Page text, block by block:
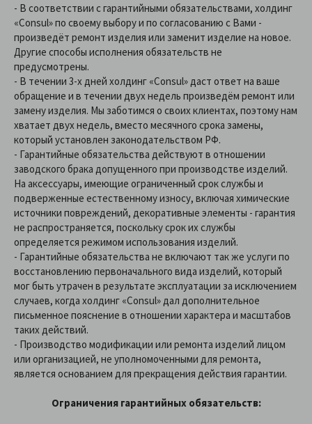
- В соответствии с гарантийными обязательствами, холдинг
«Consul» по своему выбору и по согласованию с Вами -
произведёт ремонт изделия или заменит изделие на новое.
Другие способы исполнения обязательств не
предусмотрены.
- В течении 3-х дней холдинг «Consul» даст ответ на ваше
обращение и в течении двух недель произведём ремонт или
замену изделия. Мы заботимся о своих клиентах, поэтому нам
хватает двух недель, вместо месячного срока замены,
который установлен законодательством РФ.
- Гарантийные обязательства действуют в отношении
заводского брака допущенного при производстве изделий.
На аксессуары, имеющие ограниченный срок службы и
подверженные естественному износу, включая химические
источники повреждений, декоративные элементы - гарантия
не распространяется, поскольку срок их службы
определяется режимом использования изделий.
- Гарантийные обязательства не включают так же услуги по
восстановлению первоначального вида изделий, который
мог быть утрачен в результате эксплуатации за исключением
случаев, когда холдинг «Consul» дал дополнительное
письменное пояснение в отношении характера и масштабов
таких действий.
- Производство модификации или ремонта изделий лицом
или организацией, не уполномоченными для ремонта,
является основанием для прекращения действия гарантии.
Ограничения гарантийных обязательств: